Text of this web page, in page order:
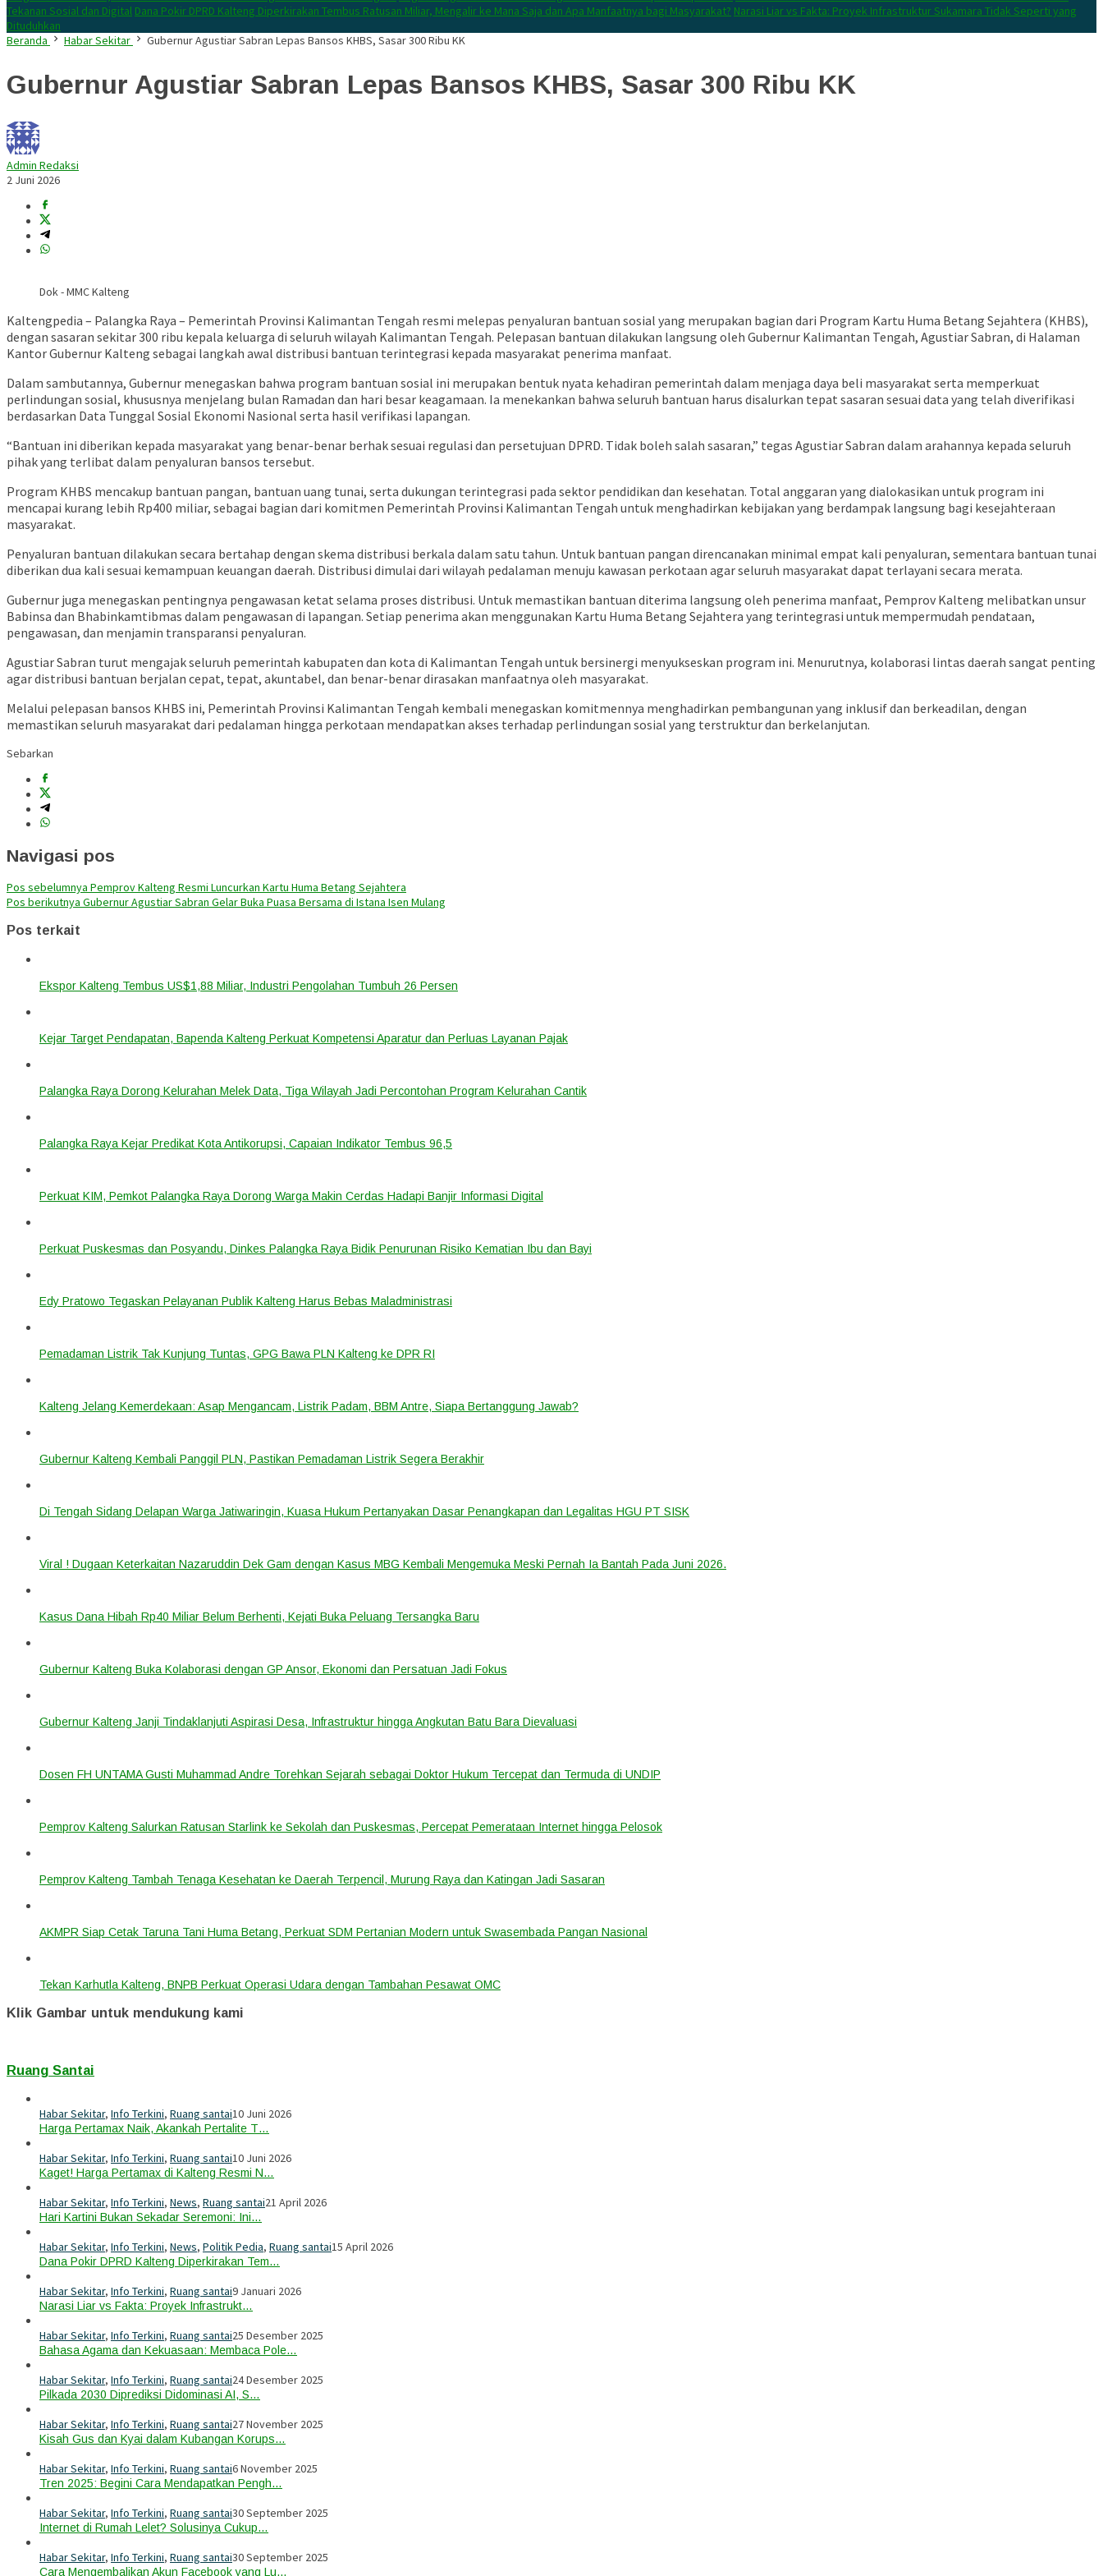
Tekanan Sosial dan Digital Dana Pokir DPRD Kalteng Diperkirakan Tembus Ratusan Miliar, Mengalir ke Mana Saja dan Apa Manfaatnya bagi Masyarakat? Narasi Liar vs Fakta: Proyek Infrastruktur Sukamara Tidak Seperti yang
Dituduhkan
Beranda
Habar Sekitar Gubernur Agustiar Sabran Lepas Bansos KHBS, Sasar 300 Ribu KK
Gubernur Agustiar Sabran Lepas Bansos KHBS, Sasar 300 Ribu KK
Admin Redaksi
2 Juni 2026
Dok - MMC Kalteng
Kaltengpedia – Palangka Raya – Pemerintah Provinsi Kalimantan Tengah resmi melepas penyaluran bantuan sosial yang merupakan bagian dari Program Kartu Huma Betang Sejahtera (KHBS),
dengan sasaran sekitar 300 ribu kepala keluarga di seluruh wilayah Kalimantan Tengah. Pelepasan bantuan dilakukan langsung oleh Gubernur Kalimantan Tengah, Agustiar Sabran, di Halaman
Kantor Gubernur Kalteng sebagai langkah awal distribusi bantuan terintegrasi kepada masyarakat penerima manfaat.
Dalam sambutannya, Gubernur menegaskan bahwa program bantuan sosial ini merupakan bentuk nyata kehadiran pemerintah dalam menjaga daya beli masyarakat serta memperkuat
perlindungan sosial, khususnya menjelang bulan Ramadan dan hari besar keagamaan. Ia menekankan bahwa seluruh bantuan harus disalurkan tepat sasaran sesuai data yang telah diverifikasi
berdasarkan Data Tunggal Sosial Ekonomi Nasional serta hasil verifikasi lapangan.
“Bantuan ini diberikan kepada masyarakat yang benar-benar berhak sesuai regulasi dan persetujuan DPRD. Tidak boleh salah sasaran,” tegas Agustiar Sabran dalam arahannya kepada seluruh
pihak yang terlibat dalam penyaluran bansos tersebut.
Program KHBS mencakup bantuan pangan, bantuan uang tunai, serta dukungan terintegrasi pada sektor pendidikan dan kesehatan. Total anggaran yang dialokasikan untuk program ini
mencapai kurang lebih Rp400 miliar, sebagai bagian dari komitmen Pemerintah Provinsi Kalimantan Tengah untuk menghadirkan kebijakan yang berdampak langsung bagi kesejahteraan
masyarakat.
Penyaluran bantuan dilakukan secara bertahap dengan skema distribusi berkala dalam satu tahun. Untuk bantuan pangan direncanakan minimal empat kali penyaluran, sementara bantuan tunai
diberikan dua kali sesuai kemampuan keuangan daerah. Distribusi dimulai dari wilayah pedalaman menuju kawasan perkotaan agar seluruh masyarakat dapat terlayani secara merata.
Gubernur juga menegaskan pentingnya pengawasan ketat selama proses distribusi. Untuk memastikan bantuan diterima langsung oleh penerima manfaat, Pemprov Kalteng melibatkan unsur
Babinsa dan Bhabinkamtibmas dalam pengawasan di lapangan. Setiap penerima akan menggunakan Kartu Huma Betang Sejahtera yang terintegrasi untuk mempermudah pendataan,
pengawasan, dan menjamin transparansi penyaluran.
Agustiar Sabran turut mengajak seluruh pemerintah kabupaten dan kota di Kalimantan Tengah untuk bersinergi menyukseskan program ini. Menurutnya, kolaborasi lintas daerah sangat penting
agar distribusi bantuan berjalan cepat, tepat, akuntabel, dan benar-benar dirasakan manfaatnya oleh masyarakat.
Melalui pelepasan bansos KHBS ini, Pemerintah Provinsi Kalimantan Tengah kembali menegaskan komitmennya menghadirkan pembangunan yang inklusif dan berkeadilan, dengan
memastikan seluruh masyarakat dari pedalaman hingga perkotaan mendapatkan akses terhadap perlindungan sosial yang terstruktur dan berkelanjutan.
Sebarkan
Navigasi pos
Pos sebelumnya Pemprov Kalteng Resmi Luncurkan Kartu Huma Betang Sejahtera
Pos berikutnya Gubernur Agustiar Sabran Gelar Buka Puasa Bersama di Istana Isen Mulang
Pos terkait
Ekspor Kalteng Tembus US$1,88 Miliar, Industri Pengolahan Tumbuh 26 Persen
Kejar Target Pendapatan, Bapenda Kalteng Perkuat Kompetensi Aparatur dan Perluas Layanan Pajak
Palangka Raya Dorong Kelurahan Melek Data, Tiga Wilayah Jadi Percontohan Program Kelurahan Cantik
Palangka Raya Kejar Predikat Kota Antikorupsi, Capaian Indikator Tembus 96,5
Perkuat KIM, Pemkot Palangka Raya Dorong Warga Makin Cerdas Hadapi Banjir Informasi Digital
Perkuat Puskesmas dan Posyandu, Dinkes Palangka Raya Bidik Penurunan Risiko Kematian Ibu dan Bayi
Edy Pratowo Tegaskan Pelayanan Publik Kalteng Harus Bebas Maladministrasi
Pemadaman Listrik Tak Kunjung Tuntas, GPG Bawa PLN Kalteng ke DPR RI
Kalteng Jelang Kemerdekaan: Asap Mengancam, Listrik Padam, BBM Antre, Siapa Bertanggung Jawab?
Gubernur Kalteng Kembali Panggil PLN, Pastikan Pemadaman Listrik Segera Berakhir
Di Tengah Sidang Delapan Warga Jatiwaringin, Kuasa Hukum Pertanyakan Dasar Penangkapan dan Legalitas HGU PT SISK
Viral ! Dugaan Keterkaitan Nazaruddin Dek Gam dengan Kasus MBG Kembali Mengemuka Meski Pernah Ia Bantah Pada Juni 2026.
Kasus Dana Hibah Rp40 Miliar Belum Berhenti, Kejati Buka Peluang Tersangka Baru
Gubernur Kalteng Buka Kolaborasi dengan GP Ansor, Ekonomi dan Persatuan Jadi Fokus
Gubernur Kalteng Janji Tindaklanjuti Aspirasi Desa, Infrastruktur hingga Angkutan Batu Bara Dievaluasi
Dosen FH UNTAMA Gusti Muhammad Andre Torehkan Sejarah sebagai Doktor Hukum Tercepat dan Termuda di UNDIP
Pemprov Kalteng Salurkan Ratusan Starlink ke Sekolah dan Puskesmas, Percepat Pemerataan Internet hingga Pelosok
Pemprov Kalteng Tambah Tenaga Kesehatan ke Daerah Terpencil, Murung Raya dan Katingan Jadi Sasaran
AKMPR Siap Cetak Taruna Tani Huma Betang, Perkuat SDM Pertanian Modern untuk Swasembada Pangan Nasional
Tekan Karhutla Kalteng, BNPB Perkuat Operasi Udara dengan Tambahan Pesawat OMC
Klik Gambar untuk mendukung kami
Ruang Santai
Habar Sekitar, Info Terkini, Ruang santai10 Juni 2026
Harga Pertamax Naik, Akankah Pertalite T…
Habar Sekitar, Info Terkini, Ruang santai10 Juni 2026
Kaget! Harga Pertamax di Kalteng Resmi N…
Habar Sekitar, Info Terkini, News, Ruang santai21 April 2026
Hari Kartini Bukan Sekadar Seremoni: Ini…
Habar Sekitar, Info Terkini, News, Politik Pedia, Ruang santai15 April 2026
Dana Pokir DPRD Kalteng Diperkirakan Tem…
Habar Sekitar, Info Terkini, Ruang santai9 Januari 2026
Narasi Liar vs Fakta: Proyek Infrastrukt…
Habar Sekitar, Info Terkini, Ruang santai25 Desember 2025
Bahasa Agama dan Kekuasaan: Membaca Pole…
Habar Sekitar, Info Terkini, Ruang santai24 Desember 2025
Pilkada 2030 Diprediksi Didominasi AI, S…
Habar Sekitar, Info Terkini, Ruang santai27 November 2025
Kisah Gus dan Kyai dalam Kubangan Korups…
Habar Sekitar, Info Terkini, Ruang santai6 November 2025
Tren 2025: Begini Cara Mendapatkan Pengh…
Habar Sekitar, Info Terkini, Ruang santai30 September 2025
Internet di Rumah Lelet? Solusinya Cukup…
Habar Sekitar, Info Terkini, Ruang santai30 September 2025
Cara Mengembalikan Akun Facebook yang Lu…